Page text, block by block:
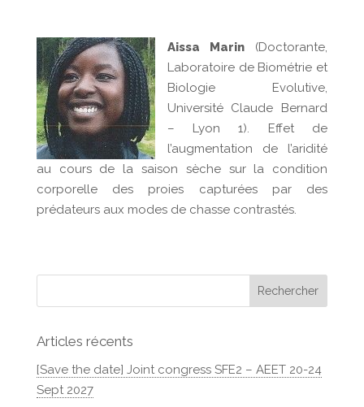
Aissa Marin (Doctorante,
Laboratoire de Biométrie et
Biologie Evolutive,
Université Claude Bernard
– Lyon 1). Effet de
l’augmentation de l’aridité
au cours de la saison sèche sur la condition
corporelle des proies capturées par des
prédateurs aux modes de chasse contrastés.
Articles récents
[Save the date] Joint congress SFE2 – AEET 20-24
Sept 2027